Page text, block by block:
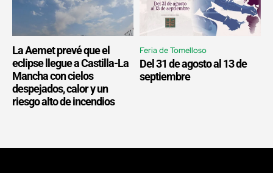
La Aemet prevé que el
eclipse llegue a Castilla-La
Mancha con cielos
despejados, calor y un
riesgo alto de incendios
Feria de Tomelloso
Del 31 de agosto al 13 de
septiembre